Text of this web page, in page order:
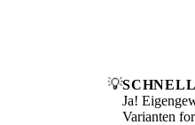
💡
Ja!
Varianten